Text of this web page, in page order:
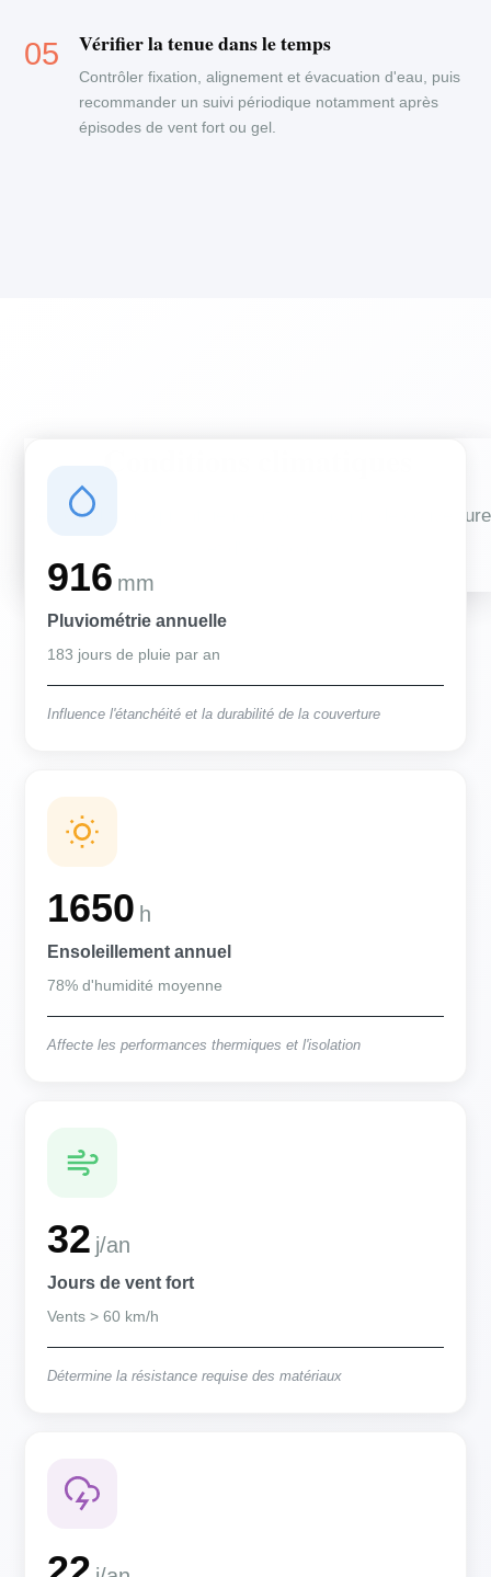
Vérifier la tenue dans le temps
Contrôler fixation, alignement et évacuation d'eau, puis
recommander un suivi périodique notamment après
épisodes de vent fort ou gel.
Des conditions qui influencent vos travaux de couverture
916 mm
Pluviométrie annuelle
183 jours de pluie par an
Influence l'étanchéité et la durabilité de la couverture
1650 h
Ensoleillement annuel
78% d'humidité moyenne
Affecte les performances thermiques et l'isolation
32 j/an
Jours de vent fort
Vents > 60 km/h
Détermine la résistance requise des matériaux